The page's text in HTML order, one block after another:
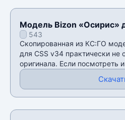
Модель Bizon «Осирис»
543
Скопированная из КС:ГО
для CSS v34 практически не
оригинала. Если посмотреть и